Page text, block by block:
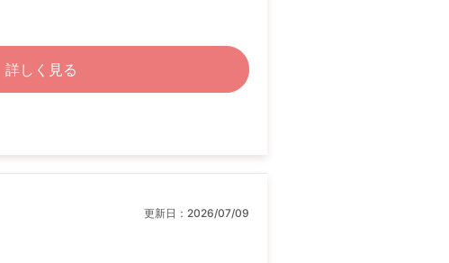
詳しく見る
更新日： 2026/07/09